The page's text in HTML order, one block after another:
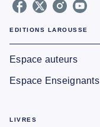
EDITIONS LAROUSSE
Espace auteurs
Espace Enseignants
LIVRES